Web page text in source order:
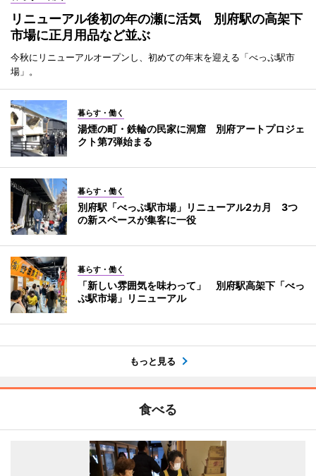
リニューアル後初の年の瀬に活気 別府駅の高架下
市場に正月用品など並ぶ
今秋にリニューアルオープンし、初めての年末を迎える「べっぷ駅市
場」。
暮らす・働く
湯煙の町・鉄輪の民家に洞窟 別府アートプロジェ
クト第7弾始まる
暮らす・働く
別府駅「べっぷ駅市場」リニューアル2カ月 3つ
の新スペースが集客に一役
暮らす・働く
「新しい雰囲気を味わって」 別府駅高架下「べっ
ぷ駅市場」リニューアル
もっと見る
食べる